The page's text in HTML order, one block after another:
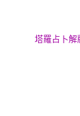
塔羅占卜